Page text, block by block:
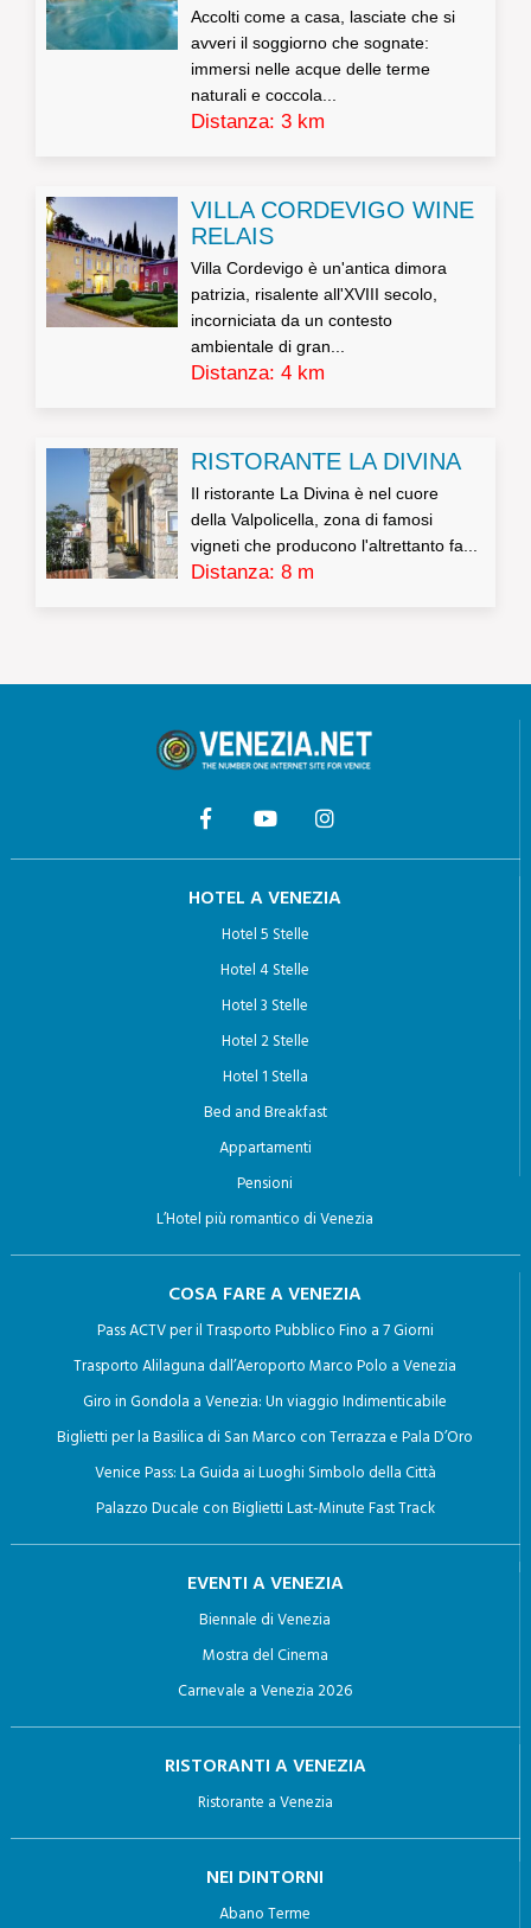
Accolti come a casa, lasciate che si
avveri il soggiorno che sognate:
immersi nelle acque delle terme
naturali e coccola...
Distanza: 3 km
VILLA CORDEVIGO WINE
RELAIS
Villa Cordevigo è un'antica dimora
patrizia, risalente all'XVIII secolo,
incorniciata da un contesto
ambientale di gran...
Distanza: 4 km
RISTORANTE LA DIVINA
Il ristorante La Divina è nel cuore
della Valpolicella, zona di famosi
vigneti che producono l'altrettanto fa...
Distanza: 8 m
HOTEL A VENEZIA
Hotel 5 Stelle
Hotel 4 Stelle
Hotel 3 Stelle
Hotel 2 Stelle
Hotel 1 Stella
Bed and Breakfast
Appartamenti
Pensioni
L’Hotel più romantico di Venezia
COSA FARE A VENEZIA
Pass ACTV per il Trasporto Pubblico Fino a 7 Giorni
Trasporto Alilaguna dall’Aeroporto Marco Polo a Venezia
Giro in Gondola a Venezia: Un viaggio Indimenticabile
Biglietti per la Basilica di San Marco con Terrazza e Pala D’Oro
Venice Pass: La Guida ai Luoghi Simbolo della Città
Palazzo Ducale con Biglietti Last-Minute Fast Track
EVENTI A VENEZIA
Biennale di Venezia
Mostra del Cinema
Carnevale a Venezia 2026
RISTORANTI A VENEZIA
Ristorante a Venezia
NEI DINTORNI
Abano Terme